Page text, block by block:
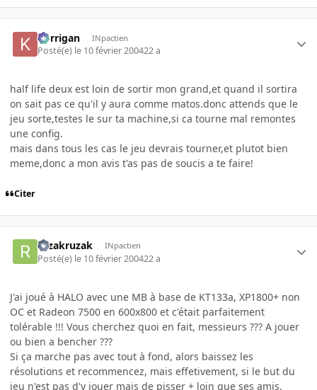
korrigan INpactien
Posté(e) le 10 février 200422 a
half life deux est loin de sortir mon grand,et quand il sortira
on sait pas ce qu'il y aura comme matos.donc attends que le
jeu sorte,testes le sur ta machine,si ca tourne mal remontes
une config.
mais dans tous les cas le jeu devrais tourner,et plutot bien
meme,donc a mon avis t'as pas de soucis a te faire!
Citer
ruzakruzak INpactien
Posté(e) le 10 février 200422 a
J'ai joué à HALO avec une MB à base de KT133a, XP1800+ non
OC et Radeon 7500 en 600x800 et c'était parfaitement
tolérable !!! Vous cherchez quoi en fait, messieurs ??? A jouer
ou bien a bencher ???
Si ça marche pas avec tout à fond, alors baissez les
résolutions et recommencez, mais effetivement, si le but du
jeu n'est pas d'y jouer mais de pisser + loin que ses amis,